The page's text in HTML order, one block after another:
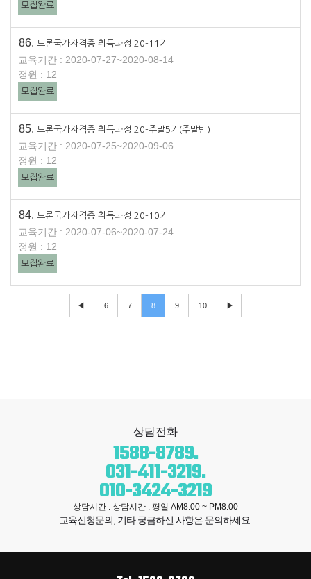
모집완료
86. 드론국가자격증 취득과정 20-11기
교육기간 : 2020-07-27~2020-08-14
정원 : 12
모집완료
85. 드론국가자격증 취득과정 20-주말5기(주말반)
교육기간 : 2020-07-25~2020-09-06
정원 : 12
모집완료
84. 드론국가자격증 취득과정 20-10기
교육기간 : 2020-07-06~2020-07-24
정원 : 12
모집완료
◀ 6 7 8 9 10 ▶
상담전화
1588-8789.
031-411-3219.
010-3424-3219
상담시간 : 상담시간 : 평일 AM8:00 ~ PM8:00
교육신청문의, 기타궁금하신 사항은 문의하세요.